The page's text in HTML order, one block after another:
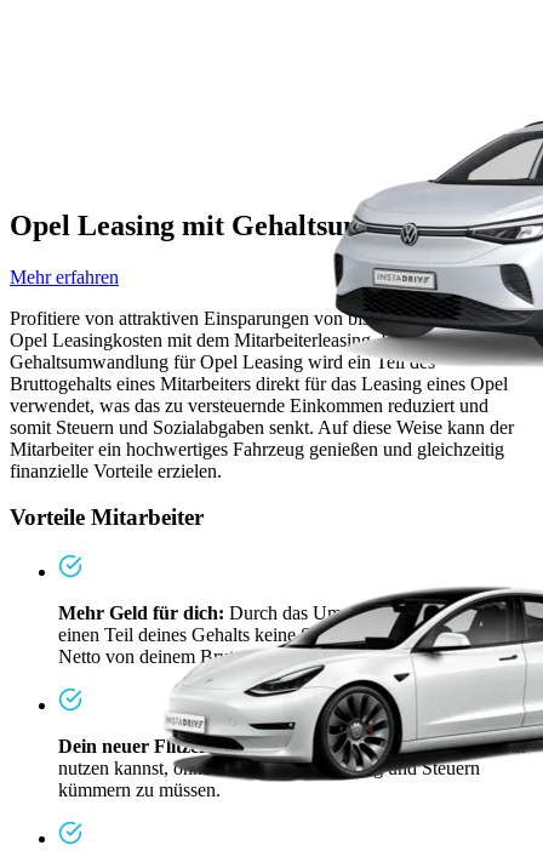
Opel Leasing mit Gehaltsumwandlung
Mehr erfahren
Profitiere von attraktiven Einsparungen von bis zu 50% auf deine
Opel Leasingkosten mit dem Mitarbeiterleasing. Durch die
Gehaltsumwandlung für Opel Leasing wird ein Teil des
Bruttogehalts eines Mitarbeiters direkt für das Leasing eines Opel
verwendet, was das zu versteuernde Einkommen reduziert und
somit Steuern und Sozialabgaben senkt. Auf diese Weise kann der
Mitarbeiter ein hochwertiges Fahrzeug genießen und gleichzeitig
finanzielle Vorteile erzielen.
Vorteile Mitarbeiter
Mehr Geld für dich: Durch das Umwandeln zahlst du auf
einen Teil deines Gehalts keine Steuern. Erhältst also mehr
Netto von deinem Brutto.
Dein neuer Flitzer:Ein E-Firmenwagen, den du auch privat
nutzen kannst, ohne dich um Versicherung und Steuern
kümmern zu müssen.